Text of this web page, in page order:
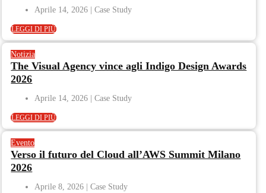
Aprile 14, 2026
LEGGI DI PIÙ
Notizia
The Visual Agency vince agli Indigo Design Awards
2026
Aprile 14, 2026
LEGGI DI PIÙ
Evento
Verso il futuro del Cloud all’AWS Summit Milano
2026
Aprile 8, 2026